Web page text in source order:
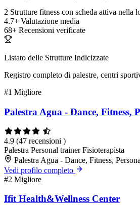
2 Strutture fitness con scheda attiva nella
4.7+ Valutazione media
68+ Recensioni verificate
Listato delle Strutture Indicizzate
Registro completo di palestre, centri
#1 Migliore
Palestra Agua - Dance, Fitness,
4.9 (47 recensioni )
Palestra Personal trainerFisioterapista
Palestra Agua - Dance, Fitness,
Vedi profilo completo
#2 Migliore
Ifit Health&Wellness Center